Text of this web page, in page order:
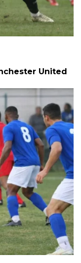
United